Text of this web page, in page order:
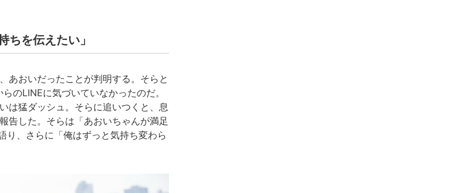
ちを伝えたい」
あおいだったことが判明する。そらと
のLINEに気づいていなかったのだ。
は猛ダッシュ。そらに追いつくと、息
告した。そらは「あおいちゃんが満足
り、さらに「俺はずっと気持ち変わら